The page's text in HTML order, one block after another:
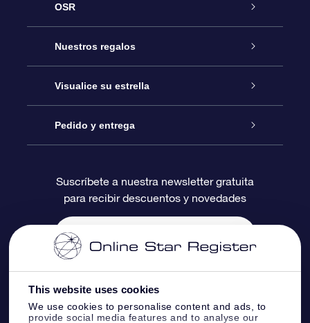
This website uses cookies
We use cookies to personalise content and ads, to
provide social media features and to analyse our
OSR
Atención
Contáctanos
Blog
Reseñas
Nuestros regalos
Regalo Estrella Online
Paquete de Regalo OSR
Tarjeta de Regalo OSR
Regalos empresariales
Visualice su estrella
Registro estelar
Página de Estrella Personalizada
Un Millón de Estrellas
Aplicación de RV Llévame a las estrellas
Pedido y entrega
Información de Pago
Información de Envío
Constelaciones
Suscríbete a nuestra newsletter gratuita
para recibir descuentos y novedades